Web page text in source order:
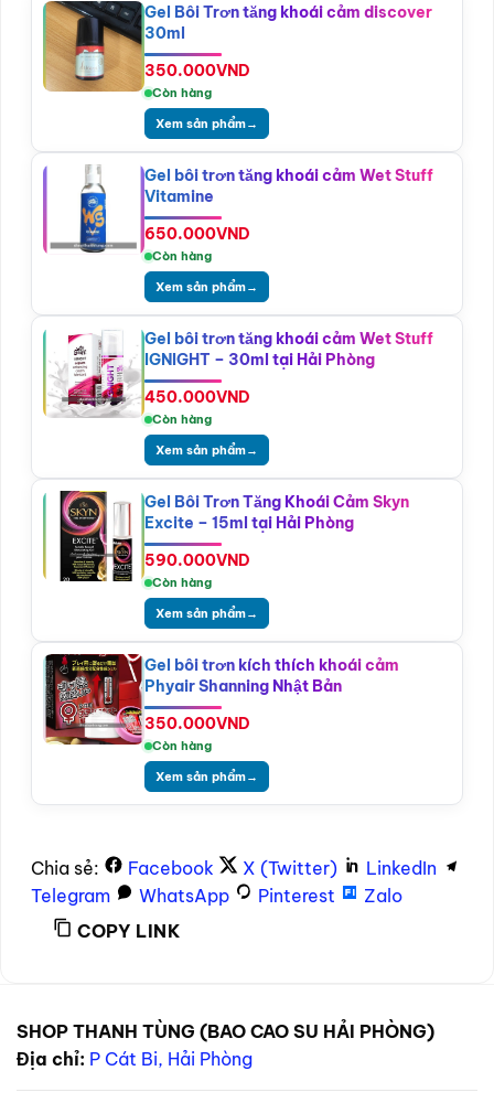
Gel Bôi Trơn tăng khoái cảm discover
30ml
350.000VND
Còn hàng
Xem sản phẩm→
Gel bôi trơn tăng khoái cảm Wet Stuff
Vitamine
650.000VND
Còn hàng
Xem sản phẩm→
Gel bôi trơn tăng khoái cảm Wet Stuff
IGNIGHT – 30ml tại Hải Phòng
450.000VND
Còn hàng
Xem sản phẩm→
Gel Bôi Trơn Tăng Khoái Cảm Skyn
Excite – 15ml tại Hải Phòng
590.000VND
Còn hàng
Xem sản phẩm→
Gel bôi trơn kích thích khoái cảm
Phyair Shanning Nhật Bản
350.000VND
Còn hàng
Xem sản phẩm→
Chia sẻ: Facebook X (Twitter)
LinkedIn
Telegram
WhatsApp Pinterest
Zalo
COPY LINK
SHOP THANH TÙNG (BAO CAO SU HẢI PHÒNG)
Địa chỉ: P Cát Bi, Hải Phòng